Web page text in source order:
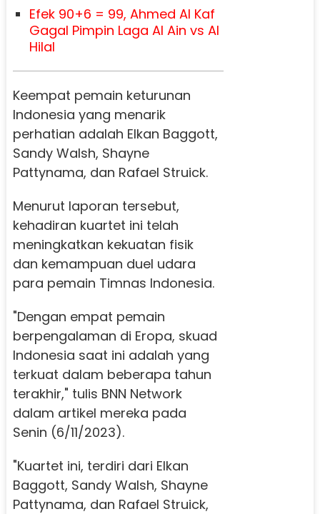
Efek 90+6 = 99, Ahmed Al Kaf
Gagal Pimpin Laga Al Ain vs Al
Hilal
Keempat pemain keturunan
Indonesia yang menarik
perhatian adalah Elkan Baggott,
Sandy Walsh, Shayne
Pattynama, dan Rafael Struick.
Menurut laporan tersebut,
kehadiran kuartet ini telah
meningkatkan kekuatan fisik
dan kemampuan duel udara
para pemain Timnas Indonesia.
"Dengan empat pemain
berpengalaman di Eropa, skuad
Indonesia saat ini adalah yang
terkuat dalam beberapa tahun
terakhir," tulis BNN Network
dalam artikel mereka pada
Senin (6/11/2023).
"Kuartet ini, terdiri dari Elkan
Baggott, Sandy Walsh, Shayne
Pattynama, dan Rafael Struick,